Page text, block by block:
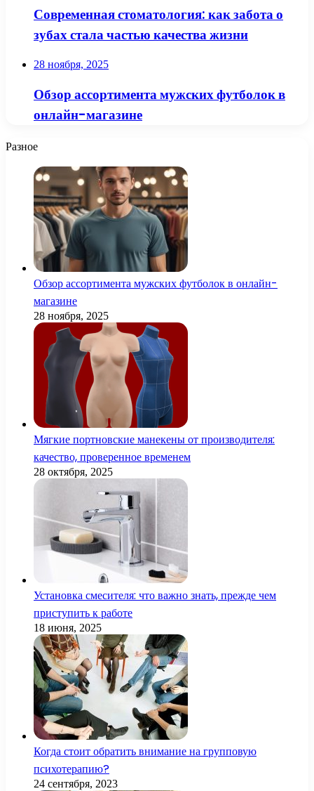
Современная стоматология: как забота о
зубах стала частью качества жизни
28 ноября, 2025
Обзор ассортимента мужских футболок в
онлайн-магазине
Разное
Обзор ассортимента мужских футболок в онлайн-
магазине
28 ноября, 2025
Мягкие портновские манекены от производителя:
качество, проверенное временем
28 октября, 2025
Установка смесителя: что важно знать, прежде чем
приступить к работе
18 июня, 2025
Когда стоит обратить внимание на групповую
психотерапию?
24 сентября, 2023